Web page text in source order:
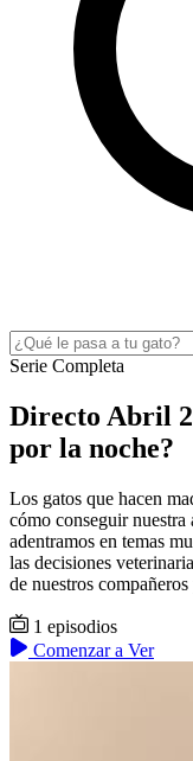
Serie Completa
Directo Abril
por la noche?
Los gatos que hacen
cómo conseguir nuestra
adentramos en temas
las decisiones
de nuestros
1 episodios
Comenzar a Ver